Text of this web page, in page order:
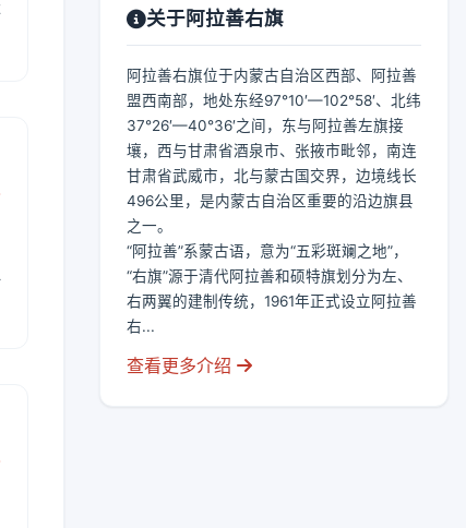
关于阿拉善右旗
阿拉善右旗位于内蒙古自治区西部、阿拉善
盟西南部，地处东经97°10′—102°58′、北纬
37°26′—40°36′之间，东与阿拉善左旗接
壤，西与甘肃省酒泉市、张掖市毗邻，南连
甘肃省武威市，北与蒙古国交界，边境线长
496公里，是内蒙古自治区重要的沿边旗县
之一。
“阿拉善”系蒙古语，意为“五彩斑斓之地”，
“右旗”源于清代阿拉善和硕特旗划分为左、
右两翼的建制传统，1961年正式设立阿拉善
右...
查看更多介绍